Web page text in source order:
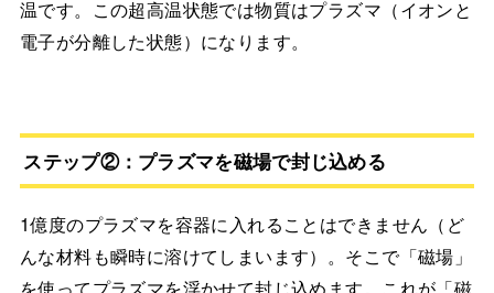
温です。この超高温状態では物質はプラズマ（イオンと
電子が分離した状態）になります。
ステップ②：プラズマを磁場で封じ込める
1億度のプラズマを容器に入れることはできません（ど
んな材料も瞬時に溶けてしまいます）。そこで「磁場」
を使ってプラズマを浮かせて封じ込めます。これが「磁